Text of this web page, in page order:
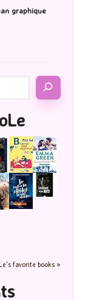
graphique
favorite books »